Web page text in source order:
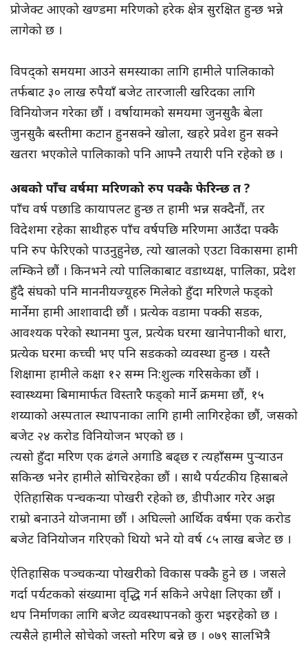
प्रोजेक्ट आएको खण्डमा मरिणको हरेक क्षेत्र सुरक्षित हुन्छ भन्ने
लागेको छ ।
विपद्को समयमा आउने समस्याका लागि हामीले पालिकाको
तर्फबाट ३० लाख रुपैयाँ बजेट तारजाली खरिदका लागि
विनियोजन गरेका छौं । वर्षायामको समयमा जुनसुकै बेला
जुनसुकै बस्तीमा कटान हुनसक्ने खोला, खहरे प्रवेश हुन सक्ने
खतरा भएकोले पालिकाको पनि आफ्नै तयारी पनि रहेको छ ।
अबको पाँच वर्षमा मरिणको रुप पक्कै फेरिन्छ त ?
पाँच वर्ष पछाडि कायापलट हुन्छ त हामी भन्न सक्दैनौं, तर
विदेशमा रहेका साथीहरु पाँच वर्षपछि मरिणमा आउँदा पक्कै
पनि रुप फेरिएको पाउनुहुनेछ, त्यो खालको एउटा विकासमा हामी
लम्किने छौं । किनभने त्यो पालिकाबाट वडाध्यक्ष, पालिका, प्रदेश
हुँदै संघको पनि माननीयज्यूहरु मिलेको हुँदा मरिणले फड्को
मार्नेमा हामी आशावादी छौं । प्रत्येक वडामा पक्की सडक,
आवश्यक परेको स्थानमा पुल, प्रत्येक घरमा खानेपानीको धारा,
प्रत्येक घरमा कच्ची भए पनि सडकको व्यवस्था हुन्छ । यस्तै
शिक्षामा हामीले कक्षा १२ सम्म नि:शुल्क गरिसकेका छौं ।
स्वास्थ्यमा बिमामार्फत विस्तारै फड्को मार्ने क्रममा छौं, १५
शय्याको अस्पताल स्थापनाका लागि हामी लागिरहेका छौं, जसको
बजेट २४ करोड विनियोजन भएको छ ।
त्यसो हुँदा मरिण एक ढंगले अगाडि बढ्छ र त्यहाँसम्म पुर्‍याउन
सकिन्छ भनेर हामीले सोचिरहेका छौं । साथै पर्यटकीय हिसाबले
ऐतिहासिक पन्चकन्या पोखरी रहेको छ, डीपीआर गरेर अझ
राम्रो बनाउने योजनामा छौं । अघिल्लो आर्थिक वर्षमा एक करोड
बजेट विनियोजन गरिएको थियो भने यो वर्ष ८५ लाख बजेट छ ।
ऐतिहासिक पञ्चकन्या पोखरीको विकास पक्कै हुने छ । जसले
गर्दा पर्यटकको संख्यामा वृद्धि गर्न सकिने अपेक्षा लिएका छौं ।
थप निर्माणका लागि बजेट व्यवस्थापनको कुरा भइरहेको छ ।
त्यसैले हामीले सोचेको जस्तो मरिण बन्ने छ । ०७९ सालभित्रै